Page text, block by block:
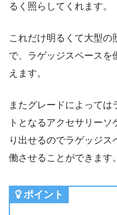
るく照らしてくれます。
これだけ明るくて大型の
で、ラゲッジスペースを
えます。
またグレードによって
トとなるアクセサリー
り出せるのでラゲッジ
働させることができます。
ポイント